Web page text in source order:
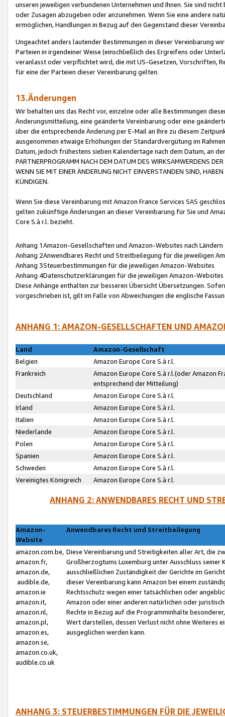
unseren jeweiligen verbundenen Unternehmen und Ihnen. Sie sind
oder Zusagen abzugeben oder anzunehmen. Wenn Sie eine andere
ermöglichen, Handlungen in Bezug auf den Gegenstand dieser
Ungeachtet anders lautender Bestimmungen in dieser Vereinbarung
Parteien in irgendeiner Weise (einschließlich des Ergreifens oder
veranlasst oder verpflichtet wird, die mit US-Gesetzen, Vorschriften,
für eine der Parteien dieser Vereinbarung gelten.
13.Änderungen
Wir behalten uns das Recht vor, einzelne oder alle Bestimmungen
Änderungsmitteilung, eine geänderte Vereinbarung oder eine
über die entsprechende Änderung per E-Mail an Ihre zu diesem
ausgenommen etwaige Erhöhungen der Standardvergütung im
Datum, jedoch frühestens sieben Kalendertage nach dem Datum, an
PARTNERPROGRAMM NACH DEM DATUM DES WIRKSAMWERDENS
WENN SIE MIT EINER ÄNDERUNG NICHT EINVERSTANDEN SIND,
KÜNDIGEN.
Wenn Sie diese Vereinbarung mit Amazon France Services SAS
gelten zukünftige Änderungen an dieser Vereinbarung für Sie und
Core S.à r.l. bezieht.
Anhang 1Amazon-Gesellschaften und Amazon-Websites nach Ländern
Anhang 2Anwendbares Recht und Streitbeilegung für die jeweiligen
Anhang 3Steuerbestimmungen für die jeweiligen Amazon-Websites
Anhang 4Datenschutzerklärungen für die jeweiligen Amazon-Websites
Diese Anhänge enthalten zur besseren Übersicht Übersetzungen.
vorgeschrieben ist, gilt im Falle von Abweichungen die englische
ANHANG 1: AMAZON-GESELLSCHAFTEN UND
Land
Amazon-Gesellschaft
Belgien
Amazon Europe Core S.à r.l.
Frankreich
Amazon Europe Core S.à r.l.(oder Amazon
entsprechend der Mitteilung)
Deutschland
Amazon Europe Core S.à r.l.
Irland
Amazon Europe Core S.à r.l.
Italien
Amazon Europe Core S.à r.l.
Niederlande
Amazon Europe Core S.à r.l.
Polen
Amazon Europe Core S.à r.l.
Spanien
Amazon Europe Core S.à r.l.
Schweden
Amazon Europe Core S.à r.l.
Vereinigtes Königreich
Amazon Europe Core S.à r.l.
ANHANG 2: ANWENDBARES RECHT UND
Amazon-
Website
Anwendbares Recht und Streitbeilegung
amazon.com.be,
amazon.fr,
amazon.de,
audible.de,
amazon.ie
amazon.it,
amazon.nl,
amazon.pl,
amazon.es,
amazon.se,
amazon.co.uk,
audible.co.uk
Diese Vereinbarung und Streitigkeiten aller Art, die
Großherzogtums Luxemburg unter Ausschluss
ausschließlichen Zuständigkeit der Gerichte im
dieser Vereinbarung kann Amazon bei einem
Rechtsschutz wegen einer tatsächlichen oder
Amazon oder einer anderen natürlichen oder
Rechte in Bezug auf die Programminhalte
Wert darstellen, dessen Verlust nicht ohne Weiteres
ausgeglichen werden kann.
ANHANG 3: STEUERBESTIMMUNGEN FÜR DIE